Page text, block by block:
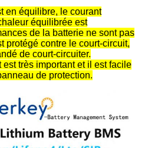
en équilibre, le courant
équilibrée est
de la batterie ne sont pas
protégé contre le court-circuit,
de court-circuiter.
est très important et il est facile
de protection.